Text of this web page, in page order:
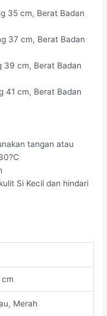
35 cm, Berat Badan
37 cm, Berat Badan
39 cm, Berat Badan
41 cm, Berat Badan
tangan atau
Si Kecil dan hindari
Merah